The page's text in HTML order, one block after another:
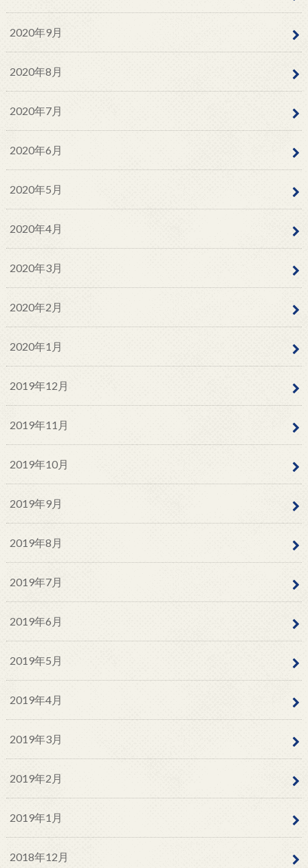
2020年9月
2020年8月
2020年7月
2020年6月
2020年5月
2020年4月
2020年3月
2020年2月
2020年1月
2019年12月
2019年11月
2019年10月
2019年9月
2019年8月
2019年7月
2019年6月
2019年5月
2019年4月
2019年3月
2019年2月
2019年1月
2018年12月